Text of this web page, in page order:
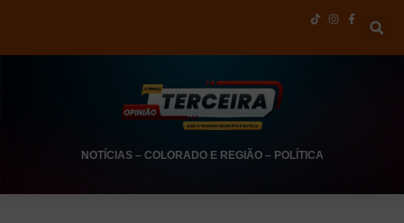
NOTÍCIAS– COLORADO E REGIÃO– POLÍTICA